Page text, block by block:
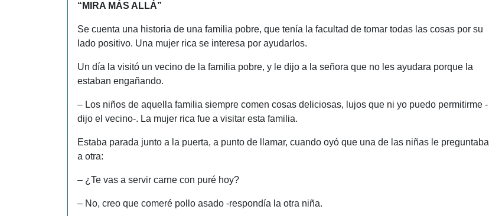
“MIRA MÁS ALLÁ”
Se cuenta una historia de una familia pobre, que tenía la facultad de tomar todas las cosas por su
lado positivo. Una mujer rica se interesa por ayudarlos.
Un día la visitó un vecino de la familia pobre, y le dijo a la señora que no les ayudara porque la
estaban engañando.
– Los niños de aquella familia siempre comen cosas deliciosas, lujos que ni yo puedo permitirme -
dijo el vecino-. La mujer rica fue a visitar esta familia.
Estaba parada junto a la puerta, a punto de llamar, cuando oyó que una de las niñas le preguntaba
a otra:
– ¿Te vas a servir carne con puré hoy?
– No, creo que comeré pollo asado -respondía la otra niña.